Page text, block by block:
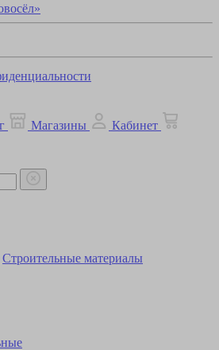
Магазины
Кабинет
Строительные материалы